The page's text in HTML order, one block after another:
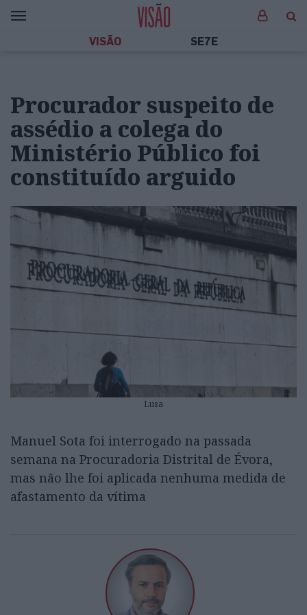
VISÃO SE7E
Procurador suspeito de
assédio a colega do
Ministério Público foi
constituído arguido
Lusa
Manuel Sota foi interrogado na passada
semana na Procuradoria Distrital de Évora,
mas não lhe foi aplicada nenhuma medida de
afastamento da vítima